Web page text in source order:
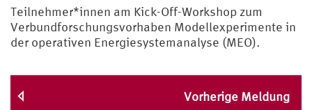
Teilnehmer*innen am Kick-Off-Workshop zum
Verbundforschungsvorhaben Modellexperimente in
der operativen Energiesystemanalyse (MEO).
Vorherige Meldung